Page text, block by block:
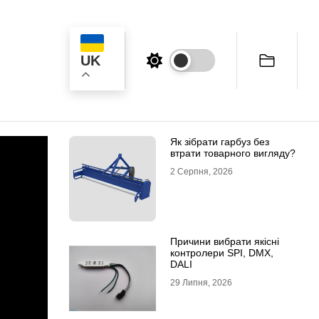
UK
Як зібрати гарбуз без
втрати товарного вигляду?
2 Серпня, 2026
Причини вибрати якісні
контролери SPI, DMX,
DALI
29 Липня, 2026